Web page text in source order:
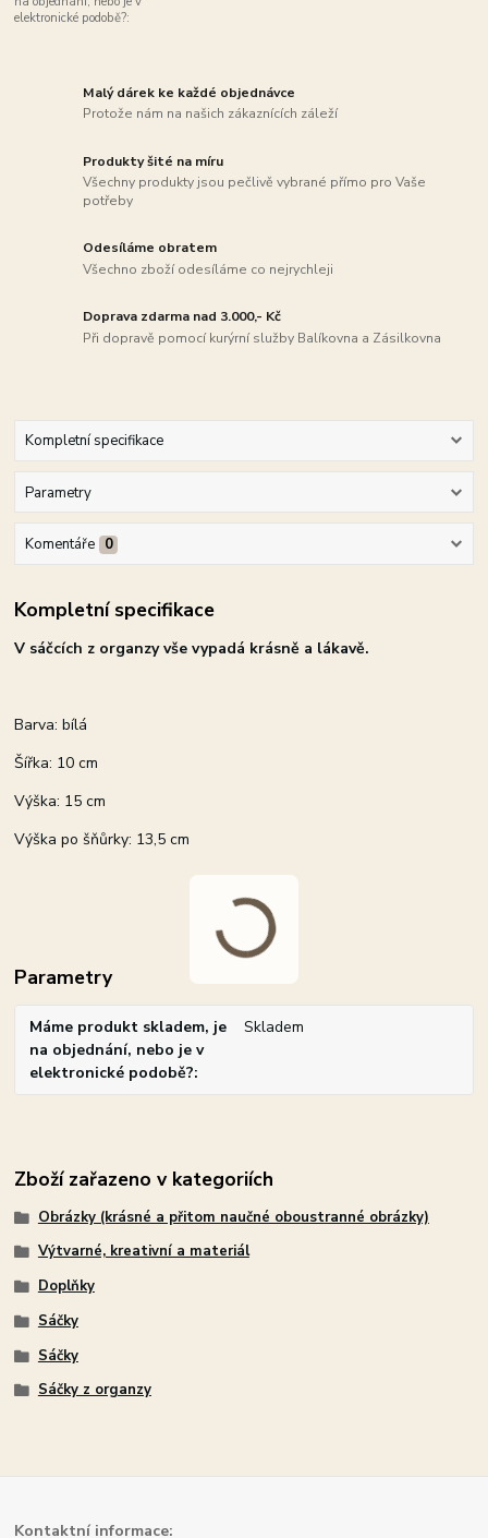
elektronické podobě?:
Malý dárek ke každé objednávce
Protože nám na našich zákaznících záleží
Produkty šité na míru
Všechny produkty jsou pečlivě vybrané přímo pro Vaše
potřeby
Odesíláme obratem
Všechno zboží odesíláme co nejrychleji
Doprava zdarma nad 3.000,- Kč
Při dopravě pomocí kurýrní služby Balíkovna a Zásilkovna
Kompletní specifikace
Parametry
Komentáře 0
Kompletní specifikace
V sáčcích z organzy vše vypadá krásně a lákavě.
Barva: bílá
Šířka: 10 cm
Výška: 15 cm
Výška po šňůrky: 13,5 cm
Parametry
Máme produkt skladem, je
na objednání, nebo je v
elektronické podobě?
Skladem
Zboží zařazeno v kategoriích
Obrázky (krásné a přitom naučné oboustranné obrázky)
Výtvarné, kreativní a materiál
Doplňky
Sáčky
Sáčky
Sáčky z organzy
Kontaktní informace: